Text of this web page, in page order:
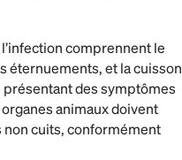
comprennent le
éternuements, et la cuisson
des symptômes
animaux doivent
non cuits, conformément